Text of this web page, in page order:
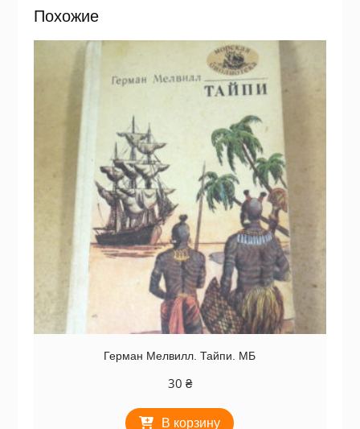
Похожие
Герман Мелвилл. Тайпи. МБ
30 ₴
В корзину